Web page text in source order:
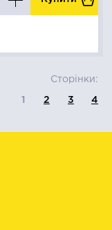
Сторінки:
2 3 4